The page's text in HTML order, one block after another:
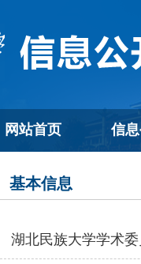
网站首页 信
基本信息
湖北民族大学学术